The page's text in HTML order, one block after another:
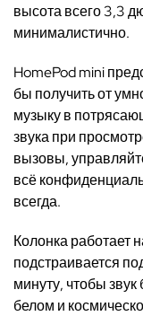
высота всего 3,3
минималистично.
HomePod mini
бы получить от
музыку в
звука при
вызовы,
всё
всегда.
Колонка работает
подстраивается
минуту, чтобы
белом и